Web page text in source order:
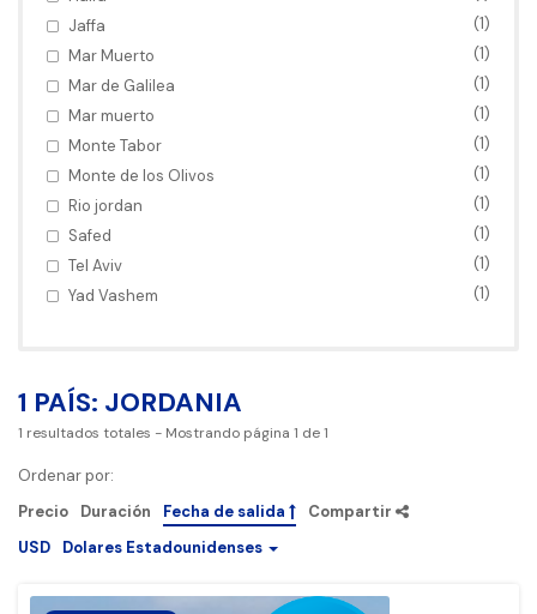
Jaffa
(1)
Mar Muerto
(1)
Mar de Galilea
(1)
Mar muerto
(1)
Monte Tabor
(1)
Monte de los Olivos
(1)
Rio jordan
(1)
Safed
(1)
Tel Aviv
(1)
Yad Vashem
(1)
1 PAÍS: JORDANIA
1 resultados totales - Mostrando página 1 de1
Ordenar por:
Precio
Duración Fecha de salida
Compartir
USD
Dolares Estadounidenses